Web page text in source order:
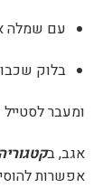
עם שמלה
בלוק
ומעבר
אגב, ב
אפשרות